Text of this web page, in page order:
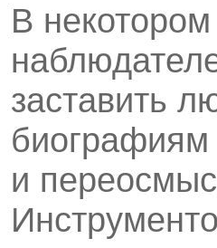
В
заставить
биографиям
и